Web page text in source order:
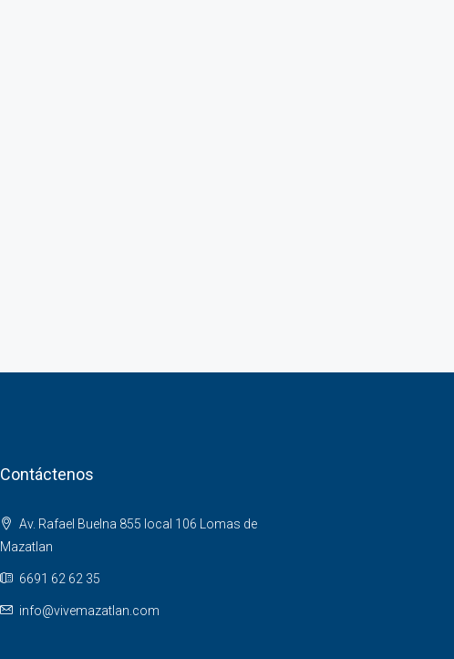
Contáctenos
Av. Rafael Buelna 855 local 106 Lomas de
Mazatlan
6691 62 62 35
info@vivemazatlan.com